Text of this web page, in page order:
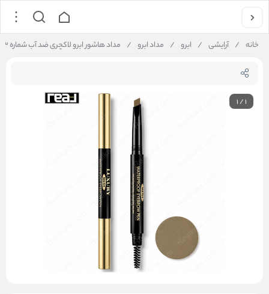
خانه / آرایشی / ابرو / مداد ابرو / مداد هاشور ابرو لاکچری ضد آب شماره ۳ | Luxury M&SH Waterproof Eyebrow Pen 3
1/1